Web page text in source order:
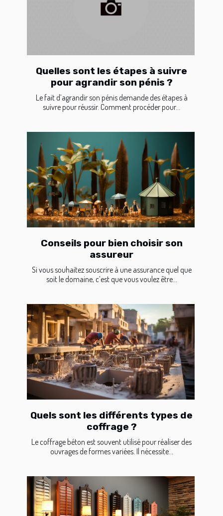
Quelles sont les étapes à suivre
pour agrandir son pénis ?
Le fait d’agrandir son pénis demande des étapes à
suivre pour réussir. Comment procéder pour...
Conseils pour bien choisir son
assureur
Si vous souhaitez souscrire à une assurance quel que
soit le domaine, c’est que vous voulez être...
Quels sont les différents types de
coffrage ?
Le coffrage béton est souvent utilisé pour réaliser des
ouvrages de formes variées. Il nécessite...